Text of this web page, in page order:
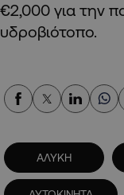
€2,000 για την
υδροβιότοπο.
ΑΛΥΚΗ